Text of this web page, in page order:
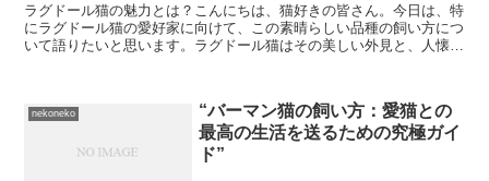
ラグドール猫の魅力とは？こんにちは、猫好きの皆さん。今日は、特
にラグドール猫の愛好家に向けて、この素晴らしい品種の飼い方につ
いて語りたいと思います。ラグドール猫はその美しい外見と、人懐っ
nekoneko
“バーマン猫の飼い方：愛猫との
最高の生活を送るための究極ガイ
ド”